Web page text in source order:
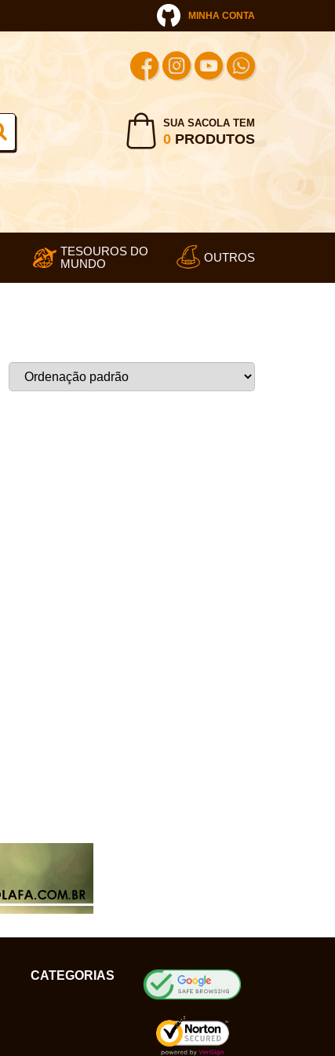
MINHA CONTA
SUA SACOLA TEM
0PRODUTOS
TESOUROS DO
MUNDO
OUTROS
CATEGORIAS